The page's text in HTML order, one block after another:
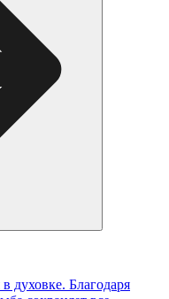
духовке. Благодаря